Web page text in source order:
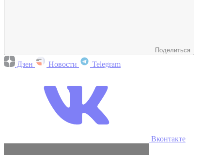
Поделиться
Дзен Новости Telegram
Вконтакте